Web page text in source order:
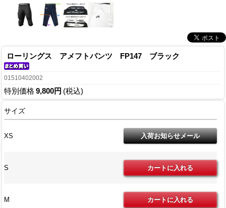
ローリングス アメフトパンツ FP147 ブラック
01510402002
特別価格 9,800円 (税込)
サイズ
XS
S
M